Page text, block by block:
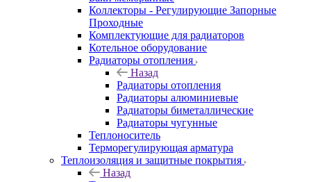
Коллекторы - Регулирующие Запорные
Проходные
Комплектующие для радиаторов
Котельное оборудование
Радиаторы отопления
Назад
Радиаторы отопления
Радиаторы алюминиевые
Радиаторы биметаллические
Радиаторы чугунные
Теплоноситель
Терморегулирующая арматура
Теплоизоляция и защитные покрытия
Назад